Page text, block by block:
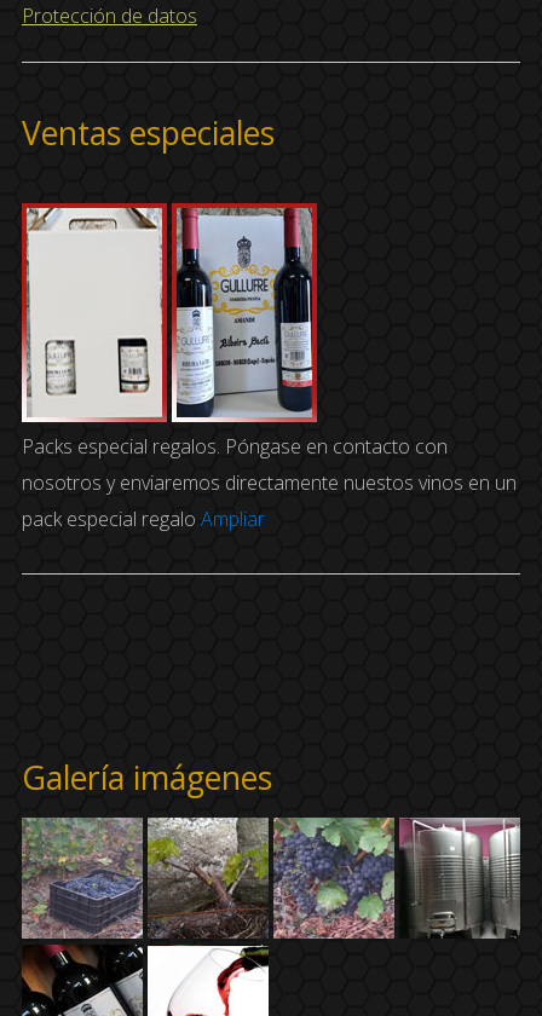
Protección de datos
Ventas especiales
Packs especial regalos. Póngase en contacto con
nosotros y enviaremos directamente nuestos vinos en un
pack especial regalo Ampliar
Galería imágenes